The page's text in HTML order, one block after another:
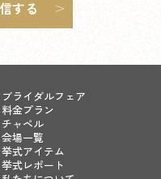
ブライダルフェア
料金プラン
チャペル
会場一覧
挙式アイテム
挙式レポート